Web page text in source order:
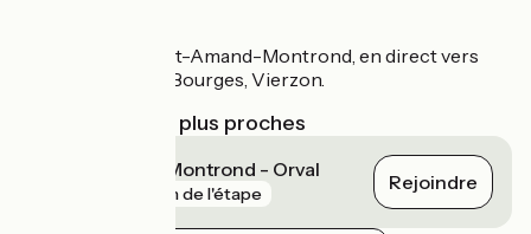
Gare de Saint-Amand-Montrond, en direct vers
Montluçon, Bourges, Vierzon.
Gares SNCF les plus proches
Saint-Amand-Montrond - Orval
1 km de l'étape Rejoindre